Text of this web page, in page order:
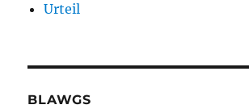
Urteil
BLAWGS